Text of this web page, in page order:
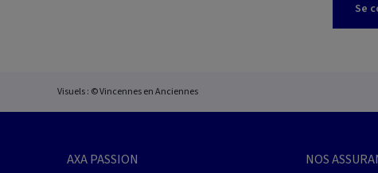
Se
Visuels : © Vincennes en Anciennes
AXA PASSION NOS